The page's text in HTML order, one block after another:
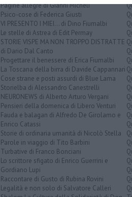
Pagine allegre di Gianni Micheli
Psico-cose di Federica Giusti
VI PRESENTO I MIEI... di Dino Fiumalbi
Le stelle di Astrea di Edit Permay
STORIE VISPE MA NON TROPPO DISTRATTE
di Dario Dal Canto
Progettare il benessere di Erica Fiumalbi
La Toscana della birra di Davide Cappannari
Cose strane e posti assurdi di Blue Lama
Storielba di Alessandro Canestrelli
NEURONEWS di Alberto Arturo Vergani
Pensieri della domenica di Libero Venturi
Fauda e balagan di Alfredo De Girolamo e
Enrico Catassi
Storie di ordinaria umanità di Nicolò Stella
Parole in viaggio di Tito Barbini
Turbative di Franco Bonciani
Lo scrittore sfigato di Enrico Guerrini e
Gordiano Lupi
Raccontare di Gusto di Rubina Rovini
Legalità e non solo di Salvatore Calleri